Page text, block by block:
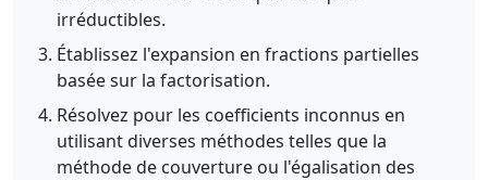
irréductibles.
Établissez l'expansion en fractions partielles
basée sur la factorisation.
Résolvez pour les coefficients inconnus en
utilisant diverses méthodes telles que la
méthode de couverture ou l'égalisation des